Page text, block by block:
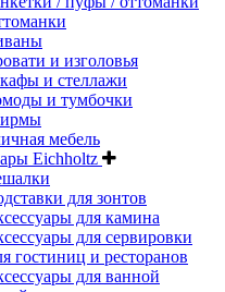
и изголовья
и стеллажи
и тумбочки
мебель
Eichholtz
для зонтов
для камина
для сервировки
гостиниц и ресторанов
для ванной